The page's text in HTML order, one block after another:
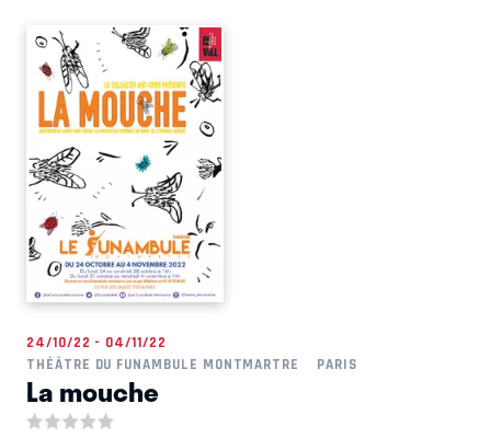
24/10/22 - 04/11/22
THÉÂTRE DU FUNAMBULE MONTMARTRE
PARIS
La mouche